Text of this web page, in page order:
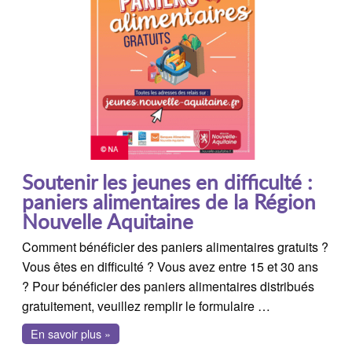
Soutenir les jeunes en difficulté :
paniers alimentaires de la Région
Nouvelle Aquitaine
Comment bénéficier des paniers alimentaires gratuits ?
Vous êtes en difficulté ? Vous avez entre 15 et 30 ans
? Pour bénéficier des paniers alimentaires distribués
gratuitement, veuillez remplir le formulaire …
En savoir plus »